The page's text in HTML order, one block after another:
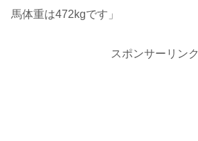
馬体重は472kgです」
スポンサーリンク